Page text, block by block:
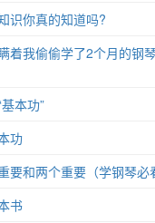
识你真的知道吗?
着我偷偷学了2个月的钢
本功”
功
要和两个重要（学钢琴必
书